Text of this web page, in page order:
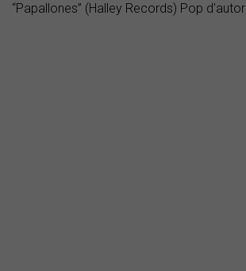
“Papallones” (Halley Records) Pop d'autor